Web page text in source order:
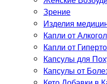
Зрение
Изделия
Капли от
Капли от
Капсулы для
Капсулы от